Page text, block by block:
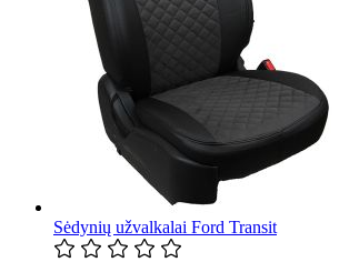
Sėdynių užvalkalai Ford Transit